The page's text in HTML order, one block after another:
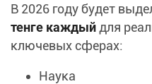
В 2026 году будет
тенге каждыйдля
ключевых сферах:
Наука